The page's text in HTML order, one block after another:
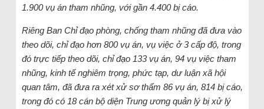
1.900 vụ án tham nhũng, với gần 4.400 bị cáo.
Riêng Ban Chỉ đạo phòng, chống tham nhũng đã đưa vào
theo dõi, chỉ đạo hơn 800 vụ án, vụ việc ở 3 cấp độ, trong
đó trực tiếp theo dõi, chỉ đạo 133 vụ án, 94 vụ việc tham
nhũng, kinh tế nghiêm trọng, phức tạp, dư luận xã hội
quan tâm, đã đưa ra xét xử sơ thẩm 86 vụ án, 814 bị cáo,
trong đó có 18 cán bộ diện Trung ương quản lý bị xử lý